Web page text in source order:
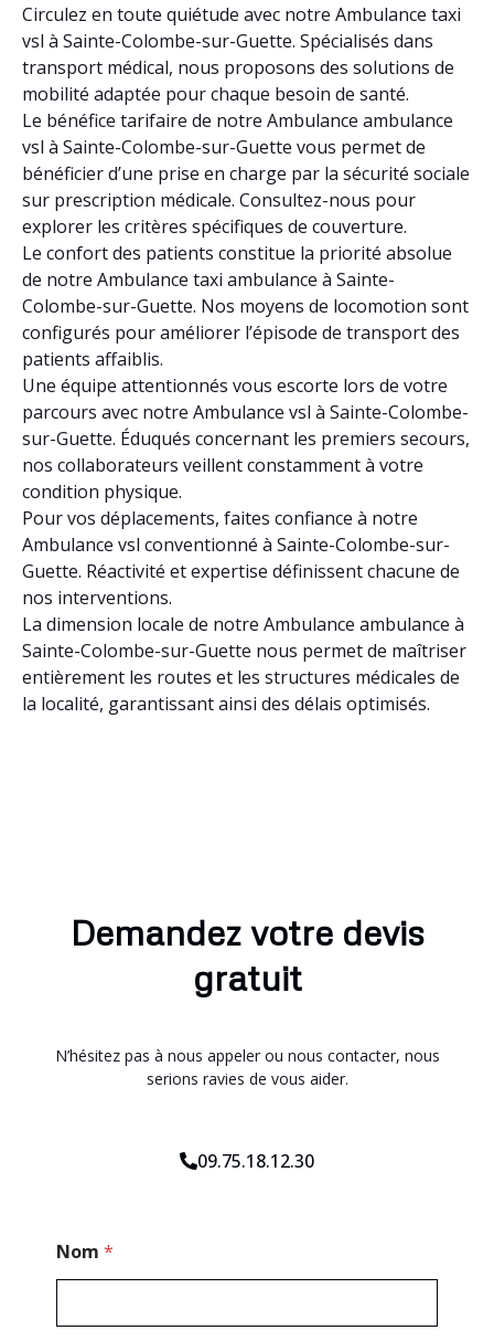
Circulez en toute quiétude avec notre Ambulance taxi
vsl à Sainte-Colombe-sur-Guette. Spécialisés dans
transport médical, nous proposons des solutions de
mobilité adaptée pour chaque besoin de santé.
Le bénéfice tarifaire de notre Ambulance ambulance
vsl à Sainte-Colombe-sur-Guette vous permet de
bénéficier d’une prise en charge par la sécurité sociale
sur prescription médicale. Consultez-nous pour
explorer les critères spécifiques de couverture.
Le confort des patients constitue la priorité absolue
de notre Ambulance taxi ambulance à Sainte-
Colombe-sur-Guette. Nos moyens de locomotion sont
configurés pour améliorer l’épisode de transport des
patients affaiblis.
Une équipe attentionnés vous escorte lors de votre
parcours avec notre Ambulance vsl à Sainte-Colombe-
sur-Guette. Éduqués concernant les premiers secours,
nos collaborateurs veillent constamment à votre
condition physique.
Pour vos déplacements, faites confiance à notre
Ambulance vsl conventionné à Sainte-Colombe-sur-
Guette. Réactivité et expertise définissent chacune de
nos interventions.
La dimension locale de notre Ambulance ambulance à
Sainte-Colombe-sur-Guette nous permet de maîtriser
entièrement les routes et les structures médicales de
la localité, garantissant ainsi des délais optimisés.
Demandez votre devis
gratuit
N’hésitez pas à nous appeler ou nous contacter, nous
serions ravies de vous aider.
09.75.18.12.30
Nom *